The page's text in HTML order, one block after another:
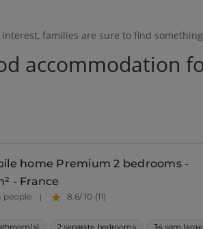
families are sure to find
accommodation